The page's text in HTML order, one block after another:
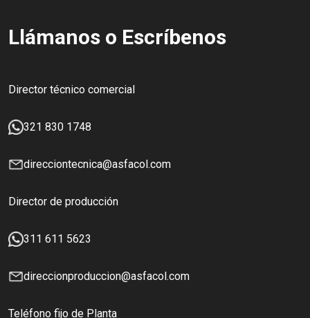
Llámanos o Escríbenos
Director técnico comercial
321 830 1748
direcciontecnica@asfacol.com
Director de producción
311 611 5623
direccionproduccion@asfacol.com
Teléfono fijo de Planta